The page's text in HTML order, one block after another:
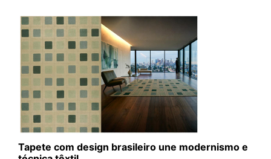
Tapete com design brasileiro une modernismo e